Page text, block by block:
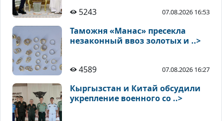
5243 07.08.2026 16:53
Таможня «Манас» пресекла
незаконный ввоз золотых и ..>
4589 07.08.2026 16:27
Кыргызстан и Китай обсудили
укрепление военного со ..>